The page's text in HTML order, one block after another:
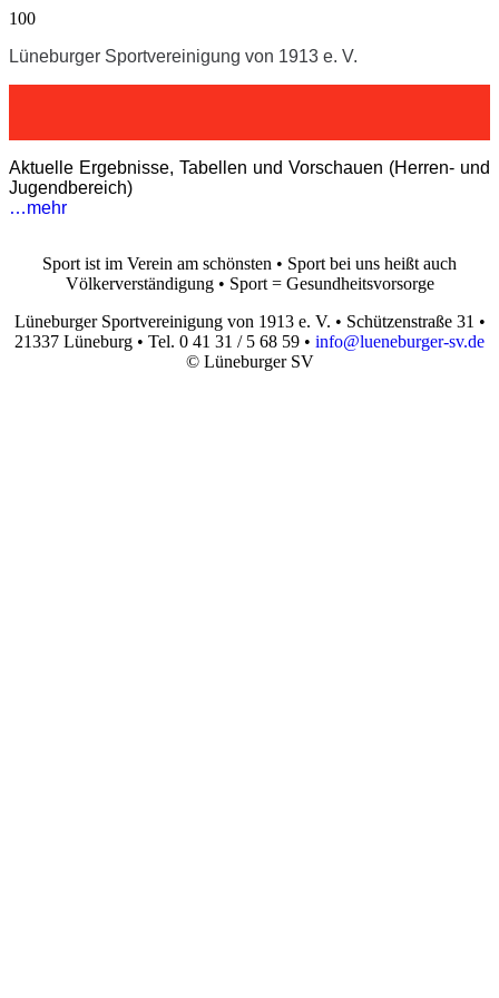
Lüneburger Sportvereinigung von 1913 e. V.
Aktuelle Ergebnisse, Tabellen und Vorschauen (Herren- und
Jugendbereich)
…mehr
Sport ist im Verein am schönsten • Sport bei uns heißt auch
Völkerverständigung • Sport = Gesundheitsvorsorge
Lüneburger Sportvereinigung von 1913 e. V. • Schützenstraße 31 •
21337 Lüneburg • Tel. 0 41 31 / 5 68 59 • info@lueneburger-sv.de
© Lüneburger SV